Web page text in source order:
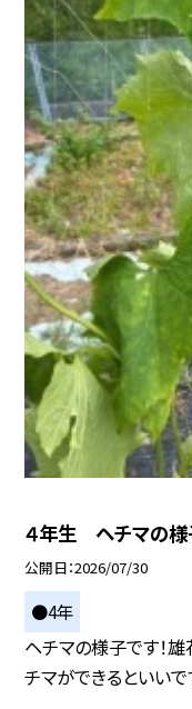
４年生 ヘチマの様
公開日 2026/07/30
●4年
ヘチマの様子です！
チマができるといいで